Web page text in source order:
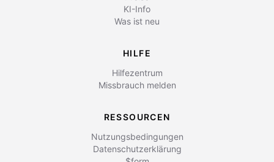
KI-Info
Was ist neu
HILFE
Hilfezentrum
Missbrauch melden
RESSOURCEN
Nutzungsbedingungen
Datenschutzerklärung